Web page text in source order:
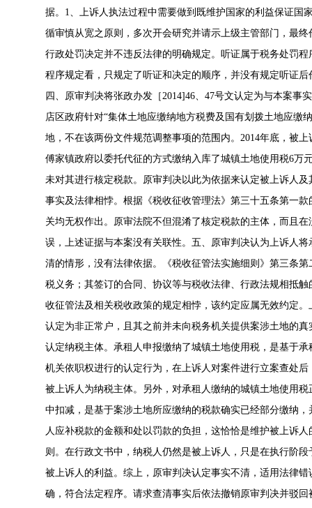
据。1、上诉人执法过程中需要做到既维护国家的利益保证国
循审慎从宽之原则，多次开会研究并请示上级主管部门，最
行政处罚决定并不违反法律的明确规定。听证属于税务处罚
程序规定看，只规定了听证和决定的顺序，并没有规定听证
四、原审判决将张政办发［2014]46、47号文认定为与本案
店区政府针对“集体土地应缴纳地方税费及国有划拨土地应缴
地，不在该两份文件规范调整事项的范围内。2014年底，被
傅家镇政府以委托代征的方式缴纳入库了城镇土地使用税6万
未对其进行核定税款。原审判决以此为依据来认定被上诉人
事实及法律相悖。根据《税收征收管理法》第三十五条第一
关均无权作出。原审法院不但混淆了核定税款的主体，而且
误，上述证据与本案没有关联性。五、原审判决认为上诉人
清的情形，没有法律依据。《税收征管法实施细则》第三条
税义务；其签订的合同、协议等与税收法律、行政法规相抵
收征管法及相关税收政策的规定相悖，该约定应属无效约定
认定为非正常户，且其之前并未向税务机关提供案涉土地的
认定纳税主体。承租人申报缴纳了城镇土地使用税，是基于
机关依职权进行的认定行为，在上诉人对案件进行立案查处
被上诉人为纳税主体。另外，对承租人缴纳的城镇土地使用
中扣减，是基于案涉土地所应缴纳的税款确实已经部分缴纳
人应补税款的金额和处以罚款的负担，这恰恰是维护被上诉
则。在行政文书中，纳税人仍然是被上诉人，只是在执行阶
被上诉人的利益。综上，原审判决认定事实不清，适用法律
确，符合法定程序。请求查清事实后依法撤销原审判决并驳